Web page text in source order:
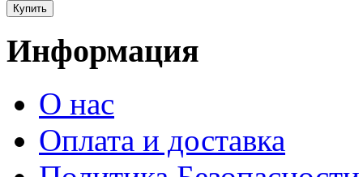
Информация
О нас
Оплата и доставка